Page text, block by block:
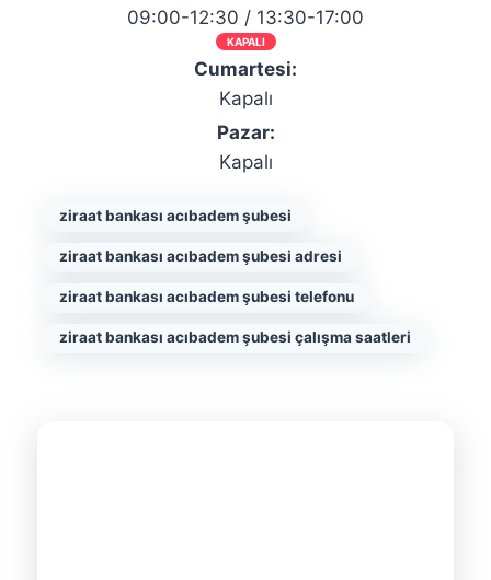
09:00-12:30 / 13:30-17:00
KAPALI
Cumartesi:
Kapalı
Pazar:
Kapalı
ziraat bankası acıbadem şubesi
ziraat bankası acıbadem şubesi adresi
ziraat bankası acıbadem şubesi telefonu
ziraat bankası acıbadem şubesi çalışma saatleri